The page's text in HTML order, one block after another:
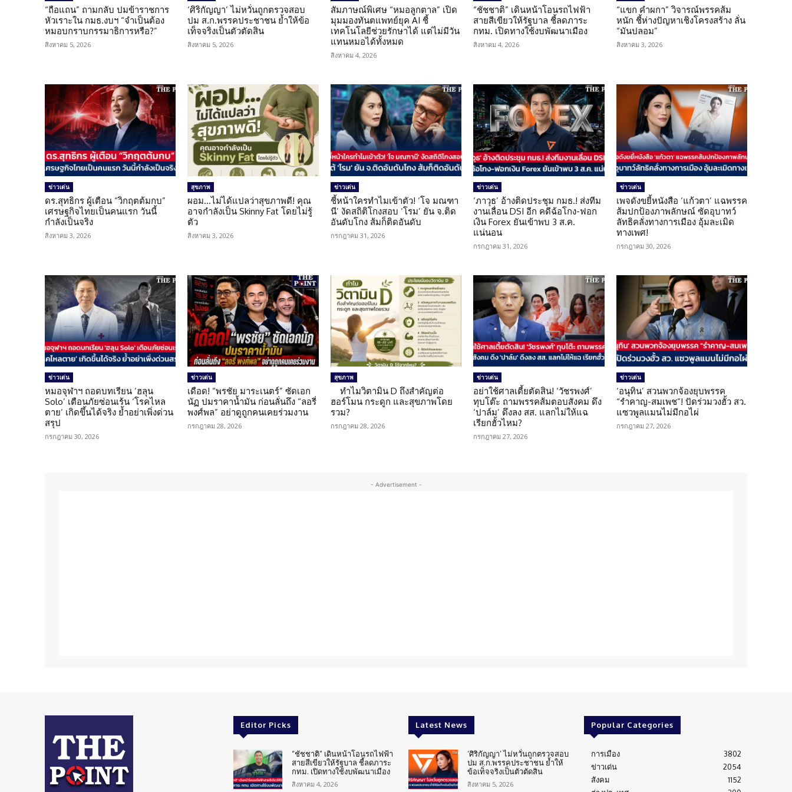
“ถือแถน” ถามกลับ ปมข้าราชการ
หัวเราะใน กมธ.งบฯ “จำเป็นต้อง
หมอบกราบกรรมาธิการหรือ?”
สิงหาคม 5, 2026
‘ศิริกัญญา’ ไม่หวั่นถูกตรวจสอบ
ปม ส.ก.พรรคประชาชน ย้ำให้ข้อ
เท็จจริงเป็นตัวตัดสิน
สิงหาคม 5, 2026
สัมภาษณ์พิเศษ “หมอลูกตาล” เปิด
มุมมองทันตแพทย์ยุค AI ชี้
เทคโนโลยีช่วยรักษาได้ แต่ไม่มีวัน
แทนหมอได้ทั้งหมด
สิงหาคม 4, 2026
“ชัชชาติ” เดินหน้าโอนรถไฟฟ้า
สายสีเขียวให้รัฐบาล ชี้ลดภาระ
กทม. เปิดทางใช้งบพัฒนาเมือง
สิงหาคม 4, 2026
“แขก คำผกา” วิจารณ์พรรคส้ม
หนัก ชี้ห่างปัญหาเชิงโครงสร้าง ลั่น
“มันปลอม”
สิงหาคม 3, 2026
ข่าวเด่น
ดร.สุทธิกร ผู้เตือน “วิกฤตต้มกบ”
เศรษฐกิจไทยเป็นคนแรก วันนี้
กำลังเป็นจริง
สิงหาคม 3, 2026
สุขภาพ
ผอม…ไม่ได้แปลว่าสุขภาพดี! คุณ
อาจกำลังเป็น Skinny Fat โดยไม่รู้
ตัว
สิงหาคม 3, 2026
ข่าวเด่น
ชี้หน้าใครทำไมเข้าตัว! ‘โจ มณฑา
นี’ งัดสถิติโกงสอบ ‘โรม’ ยัน จ.ติด
อันดับโกง ส้มก็ติดอันดับ
กรกฎาคม 31, 2026
ข่าวเด่น
‘ภาวุธ’ อ้างติดประชุม กมธ.! ส่งทีม
งานเลื่อน DSI อีก คดีฉ้อโกง-ฟอก
เงิน Forex ยันเข้าพบ 3 ส.ค.
แน่นอน
กรกฎาคม 31, 2026
ข่าวเด่น
เพจดังขยี้หนังสือ ‘แก้วตา’ แฉพรรค
ส้มปกป้องภาพลักษณ์ ซัดอุบาทว์
ลัทธิคลั่งทางการเมือง อุ้มละเมิด
ทางเพศ!
กรกฎาคม 30, 2026
ข่าวเด่น
หมอจุฬาฯ ถอดบทเรียน ‘ฮลุน
Solo’ เตือนภัยซ่อนเร้น ‘โรคไหล
ตาย’ เกิดขึ้นได้จริง ย้ำอย่าเพิ่งด่วน
สรุป
กรกฎาคม 30, 2026
ข่าวเด่น
เดือด! “พรชัย มาระเนตร์” ซัดเอก
นัฏ ปมราคาน้ำมัน ก่อนลั่นถึง “ลอรี่
พงศ์พล” อย่าดูถูกคนเคยร่วมงาน
กรกฎาคม 28, 2026
สุขภาพ
ทำไมวิตามิน D ถึงสำคัญต่อ
ฮอร์โมน กระดูก และสุขภาพโดย
รวม?
กรกฎาคม 28, 2026
ข่าวเด่น
อย่าใช้ศาลเตี้ยตัดสิน! ‘วัชรพงศ์’
ทุบโต๊ะ ถามพรรคส้มตอบสังคม ดึง
‘ปาล์ม’ ดึงลง สส. แลกไม่ให้แฉ
เรียกฮั้วไหม?
กรกฎาคม 27, 2026
ข่าวเด่น
‘อนุทิน’ สวนพวกจ้องยุบพรรค
“รำคาญ-สมเพช”! ปัดร่วมวงฮั้ว สว.
แซวพูลแมนไม่มีกอไผ่
กรกฎาคม 27, 2026
- Advertisement -
Editor Picks
“ชัชชาติ” เดินหน้าโอนรถไฟฟ้า
สายสีเขียวให้รัฐบาล ชี้ลดภาระ
กทม. เปิดทางใช้งบพัฒนาเมือง
สิงหาคม 4, 2026
Latest News
‘ศิริกัญญา’ ไม่หวั่นถูกตรวจสอบ
ปม ส.ก.พรรคประชาชน ย้ำให้
ข้อเท็จจริงเป็นตัวตัดสิน
สิงหาคม 5, 2026
Popular Categories
การเมือง
3802
ข่าวเด่น
2054
สังคม
1152